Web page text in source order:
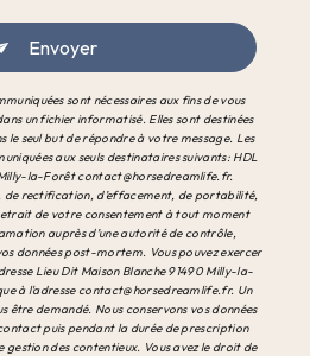
Envoyer
sont nécessaires aux fins de vous
un fichier informatisé. Elles sont destinées
le seul but de répondre à votre message. Les
aux seuls destinataires suivants: HDL
la-Forêt contact@horsedreamlife.fr.
de rectification, d’effacement, de portabilité,
de votre consentement à tout moment
auprès d’une autorité de contrôle,
données post-mortem. Vous pouvez exercer
Lieu Dit Maison Blanche 91490 Milly-la-
à l'adresse contact@horsedreamlife.fr. Un
demandé. Nous conservons vos données
puis pendant la durée de prescription
des contentieux. Vous avez le droit de